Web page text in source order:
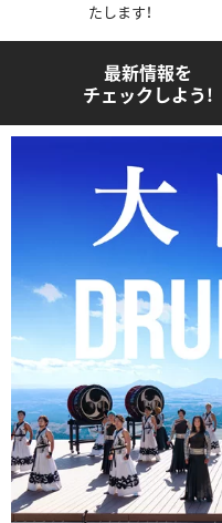
たします！
最新情報を
チェックしよう!